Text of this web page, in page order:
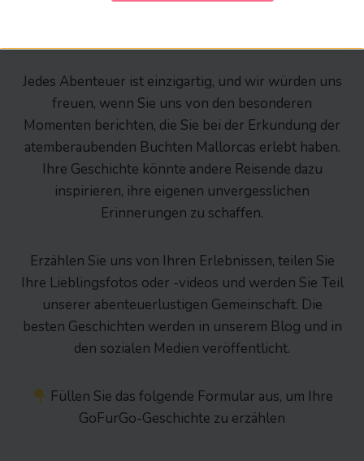
Jedes Abenteuer ist einzigartig, und wir würden uns
freuen, wenn Sie uns von den besonderen
Momenten berichten, die Sie bei der Erkundung der
atemberaubenden Buchten Mallorcas erlebt haben.
Ihre Geschichte könnte andere Reisende dazu
inspirieren, ihre eigenen unvergesslichen
Erinnerungen zu schaffen.
Erzählen Sie uns von Ihren Erlebnissen, teilen Sie
Ihre Lieblingsfotos oder -videos und werden Sie Teil
unserer abenteuerlustigen Gemeinschaft. Die
besten Geschichten werden in unserem Blog und in
den sozialen Medien veröffentlicht.
Füllen Sie das folgende Formular aus, um Ihre
GoFurGo-Geschichte zu erzählen